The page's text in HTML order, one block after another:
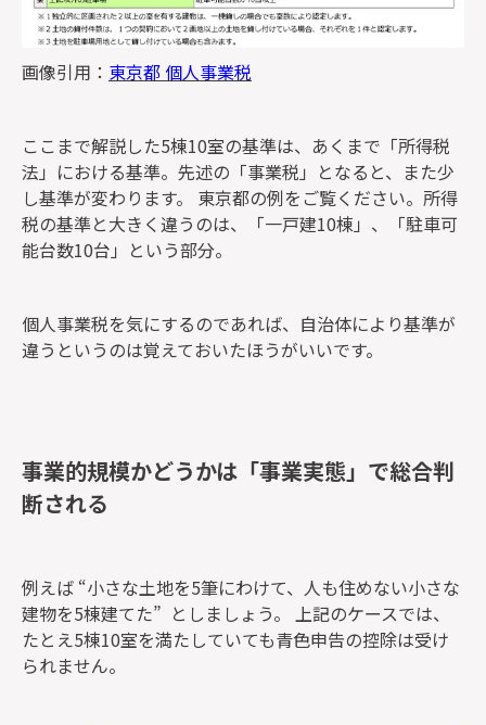
画像引用： 東京都 個人事業税
ここまで解説した5棟10室の基準は、あくまで「所得税
法」における基準。先述の「事業税」となると、また少
し基準が変わります。 東京都の例をご覧ください。所得
税の基準と大きく違うのは、「一戸建10棟」、「駐車可
能台数10台」という部分。
個人事業税を気にするのであれば、自治体により基準が
違うというのは覚えておいたほうがいいです。
事業的規模かどうかは「事業実態」で総合判
断される
例えば “小さな土地を5筆にわけて、人も住めない小さな
建物を5棟建てた” としましょう。 上記のケースでは、
たとえ5棟10室を満たしていても青色申告の控除は受け
られません。